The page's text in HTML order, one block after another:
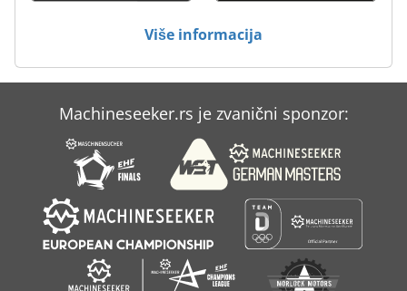
Više informacija
Machineseeker.rs je zvanični sponzor: